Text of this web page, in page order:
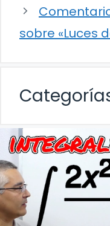
sobre «Luces